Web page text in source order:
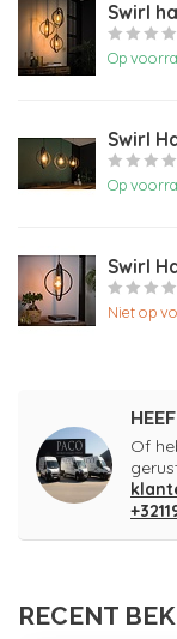
Swirl
Op
Swirl
Op
Swirl
Niet op
Of
RECENT